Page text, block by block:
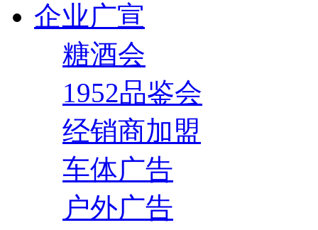
企业广宣
糖酒会
1952品鉴会
经销商加盟
车体广告
户外广告